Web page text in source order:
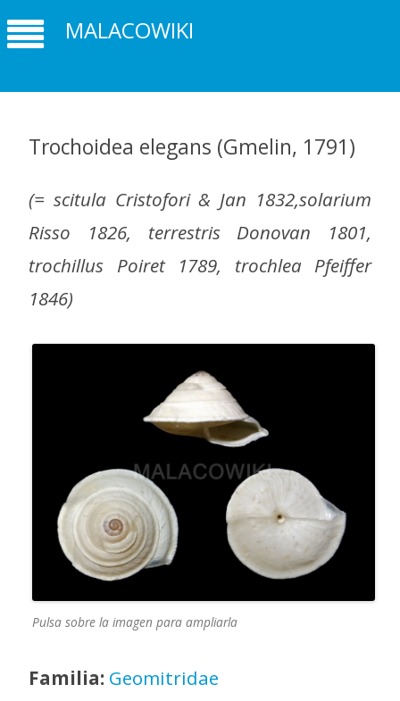
MALACOWIKI
Trochoidea elegans (Gmelin, 1791)
(= scitula Cristofori & Jan 1832,solarium
Risso 1826, terrestris Donovan 1801,
trochillus Poiret 1789, trochlea Pfeiffer
1846)
Pulsa sobre la imagen para ampliarla
Familia: Geomitridae